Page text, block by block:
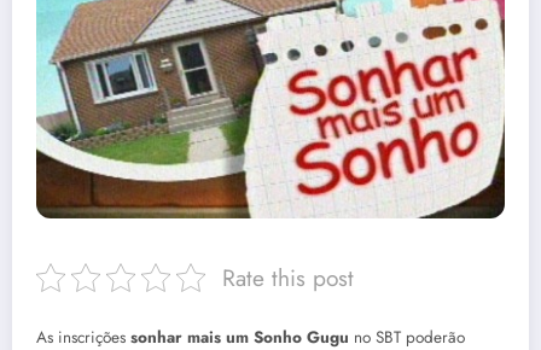
Rate this post
As inscrições sonhar mais um Sonho Gugu no SBT poderão